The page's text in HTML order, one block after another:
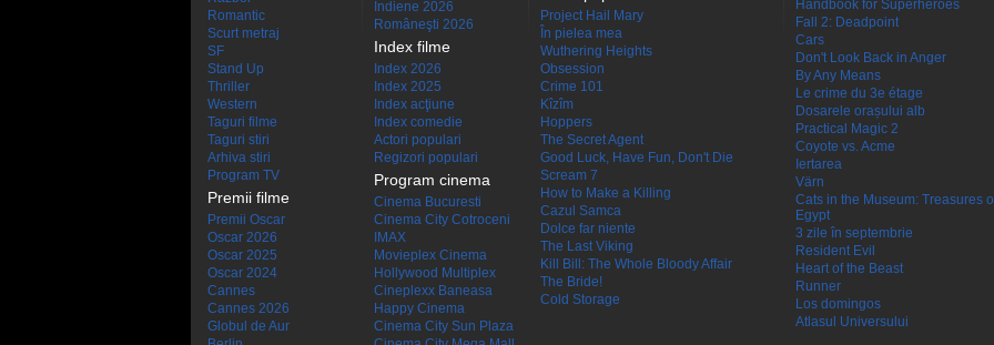
Romantic
Scurt metraj
SF
Stand Up
Thriller
Western
Taguri filme
Taguri stiri
Arhiva stiri
Program TV
Premii filme
Premii Oscar
Oscar 2026
Oscar 2025
Oscar 2024
Cannes
Cannes 2026
Globul de Aur
Indiene 2026
Româneşti 2026
Index filme
Index 2026
Index 2025
Index acţiune
Index comedie
Actori populari
Regizori populari
Program cinema
Cinema Bucuresti
Cinema City Cotroceni
IMAX
Movieplex Cinema
Hollywood Multiplex
Cineplexx Baneasa
Happy Cinema
Cinema City Sun Plaza
Project Hail Mary
În pielea mea
Wuthering Heights
Obsession
Crime 101
Kîzîm
Hoppers
The Secret Agent
Good Luck, Have Fun, Don't Die
Scream 7
How to Make a Killing
Cazul Samca
Dolce far niente
The Last Viking
Kill Bill: The Whole Bloody Affair
The Bride!
Cold Storage
Handbook for Superheroes
Fall 2: Deadpoint
Cars
Don't Look Back in Anger
By Any Means
Le crime du 3e étage
Dosarele orașului alb
Practical Magic 2
Coyote vs. Acme
Iertarea
Värn
Cats in the Museum: Treasures
Egypt
3 zile în septembrie
Resident Evil
Heart of the Beast
Runner
Los domingos
Atlasul Universului